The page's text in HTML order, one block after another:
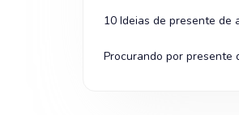
10 Ideias de presente de
Procurando por presente